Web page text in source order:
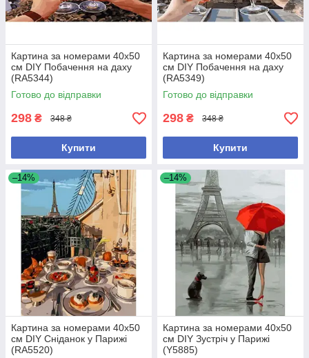
Картина за номерами 40х50
см DIY Побачення на даху
(RA5344)
Готово до відправки
298 ₴ 348 ₴
Купити
Картина за номерами 40х50
см DIY Побачення на даху
(RA5349)
Готово до відправки
298 ₴ 348 ₴
Купити
–14%
Картина за номерами 40х50
см DIY Сніданок у Парижі
(RA5520)
–14%
Картина за номерами 40х50
см DIY Зустріч у Парижі
(Y5885)